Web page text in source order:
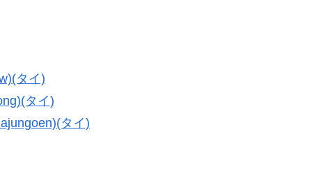
タイ)
タイ)
タイ)